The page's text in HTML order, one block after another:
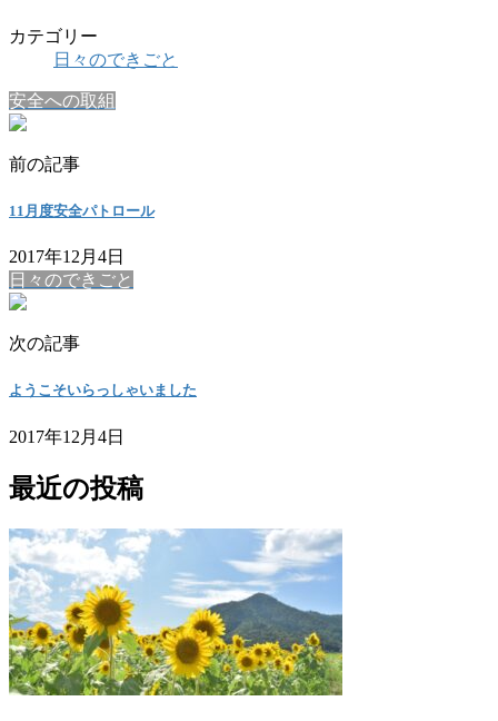
カテゴリー
日々のできごと
安全への取組
前の記事
11月度安全パトロール
2017年12月4日
日々のできごと
次の記事
ようこそいらっしゃいました
2017年12月4日
最近の投稿